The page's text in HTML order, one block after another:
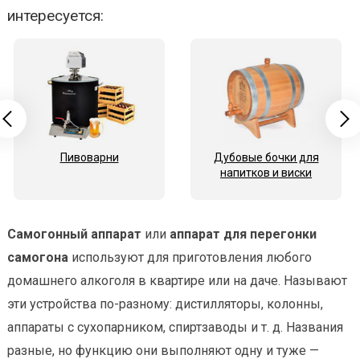
интересуется:
Пивоварни
Дубовые бочки для
напитков и виски
Самогонный аппарат или аппарат для перегонки
самогона используют для приготовления любого
домашнего алкоголя в квартире или на даче. Называют
эти устройства по-разному: дистилляторы, колонны,
аппараты с сухопарником, спиртзаводы и т. д. Названия
разные, но функцию они выполняют одну и туже —